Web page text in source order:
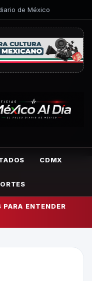
de México
CDMX
ENTENDER